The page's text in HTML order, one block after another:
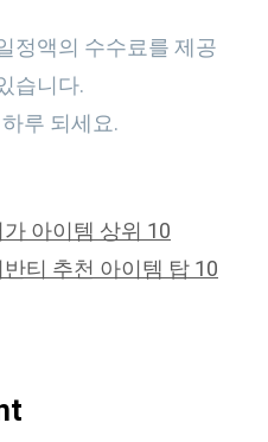
정액의 수수료를 제공
습니다.
루 되세요.
아이템 상위 10
티 추천 아이템 탑 10